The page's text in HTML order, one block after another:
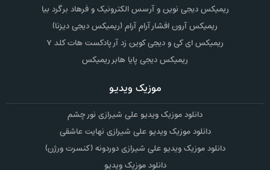
ریمیکس دیجی نوین و آرسس الکترونیک و فرهاد برگرد بیا
ریمیکس آرون افشار آرام آرام (ریمیکس دیجی دیزنا)
ریمیکس ای کی و دیجی کوین زد آر پادکست هات کلد ۷
ریمیکس دیجی پایا هابر ریمیکس
موزیک ویدیو
دانلود موزیک ویدیو علی شیرازی نور چشم
دانلود موزیک ویدیو علی شیرازی نهایت عاشقی
دانلود موزیک ویدیو علی شیرازی دوردونه (کنسرت ورژن)
دانلود موزیک ویدیو